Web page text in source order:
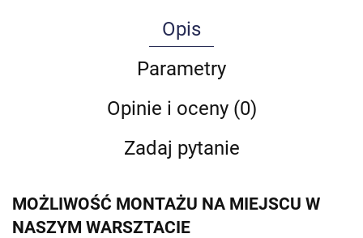
Opis
Parametry
Opinie i oceny (0)
Zadaj pytanie
MOŻLIWOŚĆ MONTAŻU NA MIEJSCU W
NASZYM WARSZTACIE